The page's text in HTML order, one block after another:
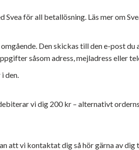
för all betallösning. Läs mer om
Den skickas till den e-post
såsom adress, mejladress eller
den.
vi dig 200 kr – alternativt
att vi kontaktat dig så hör gärna av